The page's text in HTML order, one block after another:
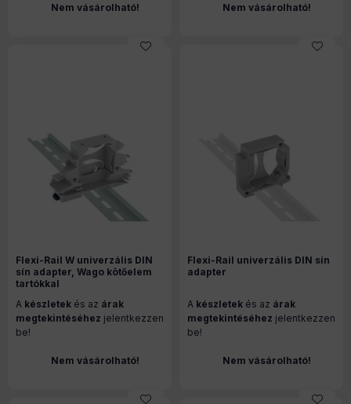
Nem vásárolható! Nem vásárolható!
Flexi-Rail W univerzális DIN
sín adapter, Wago kötőelem
tartókkal
A készletek és az árak
megtekintéséhez jelentkezzen
be!
Nem vásárolható!
Flexi-Rail univerzális DIN sín
adapter
A készletek és az árak
megtekintéséhez jelentkezzen
be!
Nem vásárolható!